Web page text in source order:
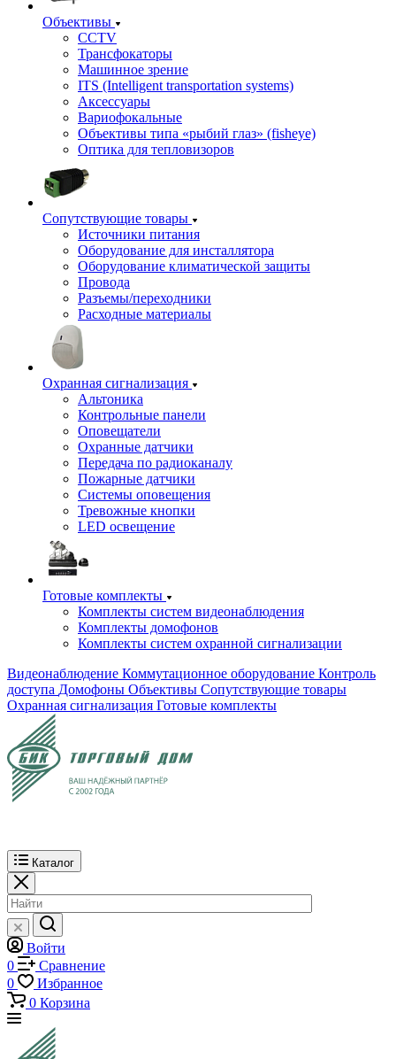
Объективы
CCTV
Трансфокаторы
Машинное зрение
ITS (Intelligent transportation systems)
Аксессуары
Вариофокальные
Объективы типа «рыбий глаз» (fisheye)
Оптика для тепловизоров
Сопутствующие товары
Источники питания
Оборудование для инсталлятора
Оборудование климатической защиты
Провода
Разъемы/переходники
Расходные материалы
Охранная сигнализация
Альтоника
Контрольные панели
Оповещатели
Охранные датчики
Передача по радиоканалу
Пожарные датчики
Системы оповещения
Тревожные кнопки
LED освещение
Готовые комплекты
Комплекты систем видеонаблюдения
Комплекты домофонов
Комплекты систем охранной сигнализации
Видеонаблюдение Коммутационное оборудование Контроль
доступа Домофоны Объективы Сопутствующие товары
Охранная сигнализация Готовые комплекты
Каталог
Войти
0
Сравнение
0
Избранное
0 Корзина